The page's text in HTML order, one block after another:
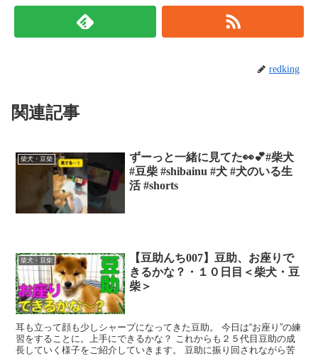
redking
関連記事
柴犬・豆柴
ずーっと一緒に見てた👀💕#柴犬
#豆柴 #shibainu #犬 #犬のいる生
活 #shorts
柴犬・豆柴
【豆助んち007】豆助、お座りで
きるかな？・１０日目＜柴犬・豆
柴＞
耳も立って顔も少しシャープになってきた豆助。 今日は“お座り”の練
習をすることに。上手にできるかな？ これからも２５代目豆助の成
長していく様子をご紹介していきます。 豆助に振り回されながら苦